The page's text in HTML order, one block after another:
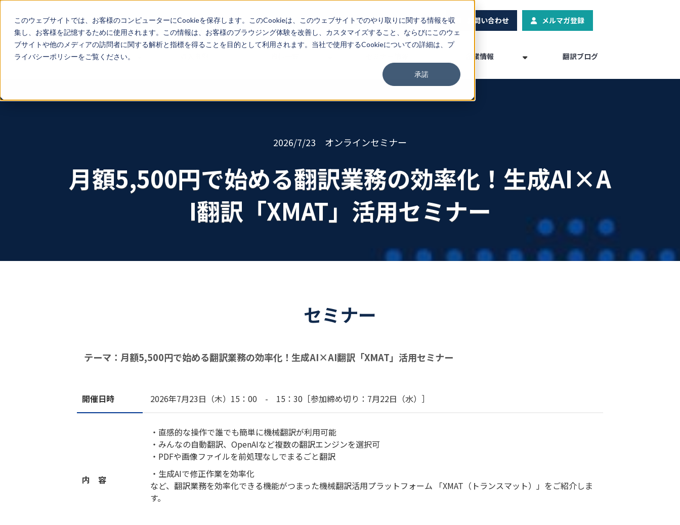
このウェブサイトでは、お客様のコンピューターにCookieを保存します。このCookieは、このウェブサイトでのやり取りに関する情報を収
集し、お客様を記憶するために使用されます。この情報は、お客様のブラウジング体験を改善し、カスタマイズすること、ならびにこのウェ
ブサイトや他のメディアの訪問者に関する解析と指標を得ることを目的として利用されます。当社で使用するCookieについての詳細は、プ
ライバシーポリシーをご覧ください。
承諾
03-3267-0270 EN お問い合わせ メルマガ登録
サービス 企業情報 翻訳ブログ
2026/7/23 オンラインセミナー
月額5,500円で始める翻訳業務の効率化！生成AI×A
I翻訳「XMAT」活用セミナー
セミナー
テーマ：月額5,500円で始める翻訳業務の効率化！生成AI×AI翻訳「XMAT」活用セミナー
開催日時 2026年7月23日（木） 15：00 - 15：30 ［参加締め切り：7月22日（水）］
内 容
・直感的な操作で誰でも簡単に機械翻訳が利用可能
・みんなの自動翻訳、OpenAIなど複数の翻訳エンジンを選択可
・PDFや画像ファイルを前処理なしでまるごと翻訳
・生成AIで修正作業を効率化
など、翻訳業務を効率化できる機能がつまった機械翻訳活用プラットフォーム 「XMAT（トランスマット）」をご紹介しま
す。